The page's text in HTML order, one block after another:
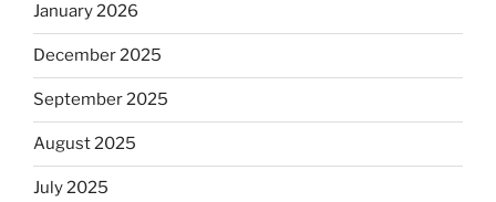
January 2026
December 2025
September 2025
August 2025
July 2025